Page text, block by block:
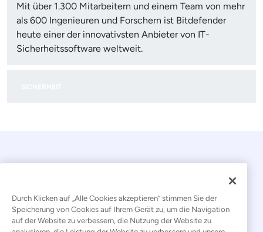
Mit über 1.300 Mitarbeitern und einem Team von mehr
als 600 Ingenieuren und Forschern ist Bitdefender
heute einer der innovativsten Anbieter von IT-
Sicherheitssoftware weltweit.
© 2026 Kaseya. Alle Rechte vorbehalten.
Durch Klicken auf „Alle Cookies akzeptieren“ stimmen Sie der
Speicherung von Cookies auf Ihrem Gerät zu, um die Navigation
auf der Website zu verbessern, die Nutzung der Website zu